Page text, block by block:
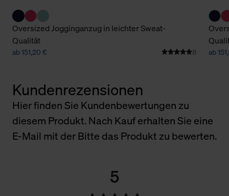
Oversized Jogginganzug in leichter Sweat-
Qualität
ab 151,20 € 8 ab
Kundenrezensionen
Hier finden Sie Kundenbewertungen zu
diesem Produkt. Nach Kauf erhalten Sie eine
E-Mail mit der Bitte das Produkt zu bewerten.
5